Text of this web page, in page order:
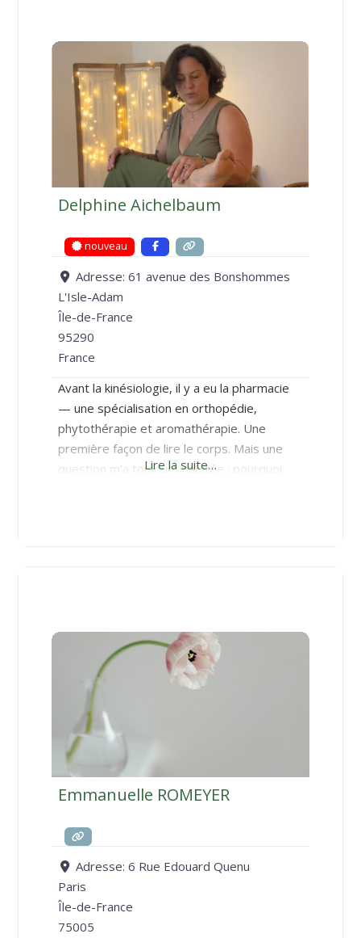
Delphine Aichelbaum
nouveau
Adresse:61 avenue des Bonshommes
L'Isle-Adam
Île-de-France
95290
France
Avant la kinésiologie, il y a eu la pharmacie
— une spécialisation en orthopédie,
phytothérapie et aromathérapie. Une
première façon de lire le corps. Mais une
question m’a toujours habitée : pourquoi
Lire la suite…
Emmanuelle ROMEYER
Adresse:6 Rue Edouard Quenu
Paris
Île-de-France
75005